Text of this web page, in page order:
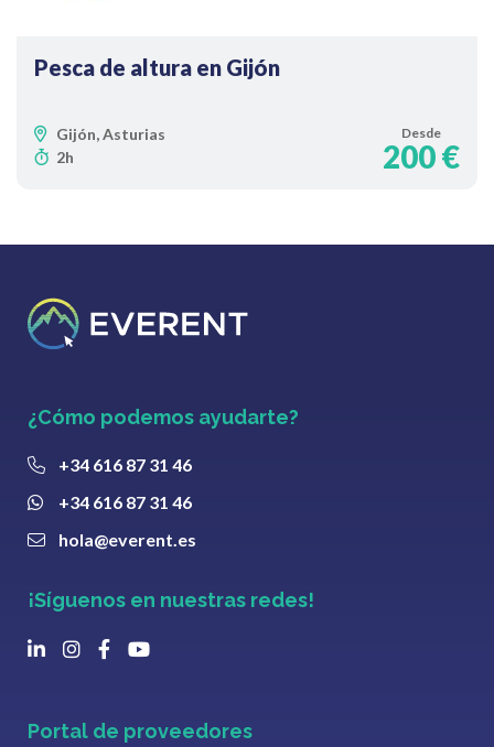
Pesca de altura en Gijón
Gijón, Asturias
2h
Desde
200 €
¿Cómo podemos ayudarte?
+34 616 87 31 46
+34 616 87 31 46
hola@everent.es
¡Síguenos en nuestras redes!
Portal de proveedores